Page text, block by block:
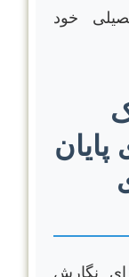
خود
نگارش